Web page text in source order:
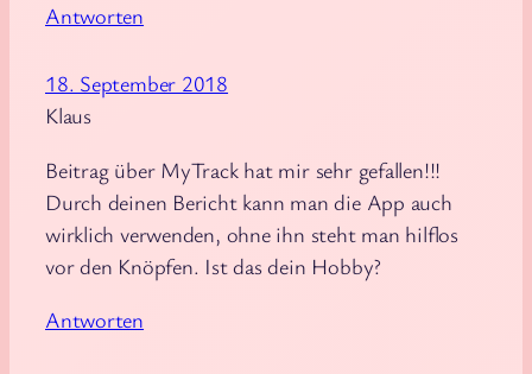
Antworten
18. September 2018
Klaus
Beitrag über MyTrack hat mir sehr gefallen!!!
Durch deinen Bericht kann man die App auch
wirklich verwenden, ohne ihn steht man hilflos
vor den Knöpfen. Ist das dein Hobby?
Antworten